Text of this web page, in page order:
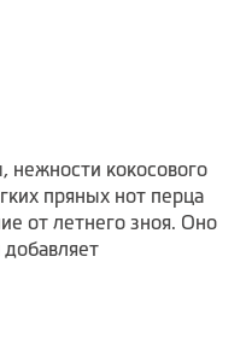
нежности кокосового
пряных нот перца
от летнего зноя. Оно